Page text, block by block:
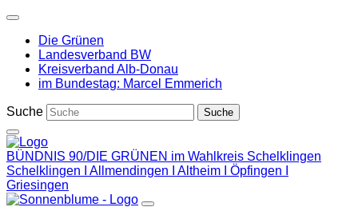
Weiter
Inhalt
Die Grünen
Landesverband BW
Kreisverband Alb-Donau
im Bundestag: Marcel Emmerich
Suche
BÜNDNIS 90/DIE GRÜNEN im Wahlkreis Schelklingen
Schelklingen I Allmendingen I Altheim I Öpfingen I
Griesingen